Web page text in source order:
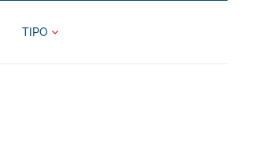
TIPO